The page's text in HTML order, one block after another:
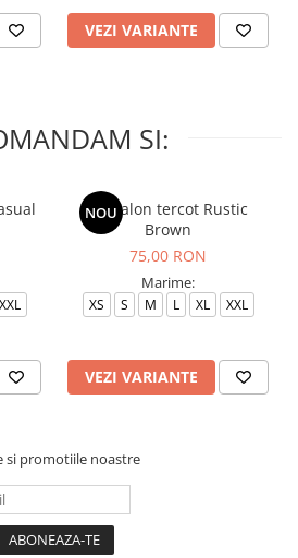
VEZI VARIANTE
SI:
XXL
NOU
Pantalon tercot Rustic
Brown
75,00 RON
Marime:
XS S M L XL XXL
VEZI VARIANTE
si promotiile noastre